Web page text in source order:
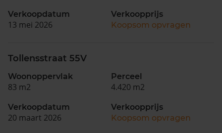
Verkoopdatum
13 mei 2026
Verkoopprijs
Koopsom opvragen
Tollensstraat 55V
Woonoppervlak
83 m2
Perceel
4.420 m2
Verkoopdatum
20 maart 2026
Verkoopprijs
Koopsom opvragen